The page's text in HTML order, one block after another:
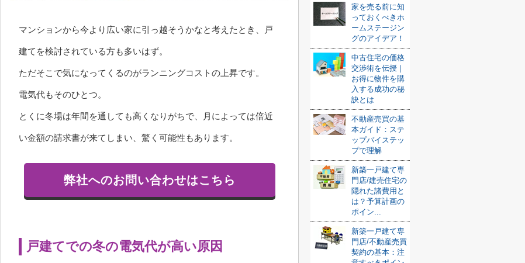
マンションから今より広い家に引っ越そうかなと考えたとき、戸
建てを検討されている方も多いはず。
ただそこで気になってくるのがランニングコストの上昇です。
電気代もそのひとつ。
とくに冬場は年間を通しても高くなりがちで、月によっては倍近
い金額の請求書が来てしまい、驚く可能性もあります。
弊社へのお問い合わせはこちら
戸建てでの冬の電気代が高い原因
家を売る前に知
っておくべきホ
ームステージン
グのアイデア！
中古住宅の価格
交渉術を伝授｜
お得に物件を購
入する成功の秘
訣とは
不動産売買の基
本ガイド：ステ
ップバイステッ
プで理解
新築一戸建て専
門店/建売住宅の
隠れた諸費用と
は？予算計画の
ポイン...
新築一戸建て専
門店/不動産売買
契約の基本：注